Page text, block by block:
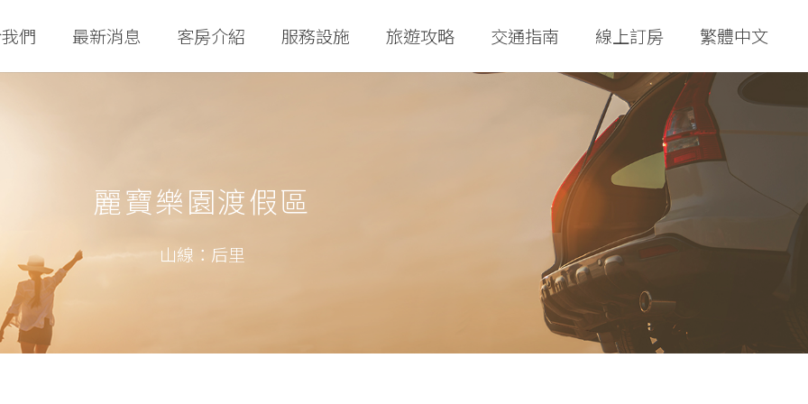
們 最新消息 客房介紹 服務設施 旅遊攻略 交通指南 線上訂房 繁體中文
麗寶樂園渡假區
山線：后里